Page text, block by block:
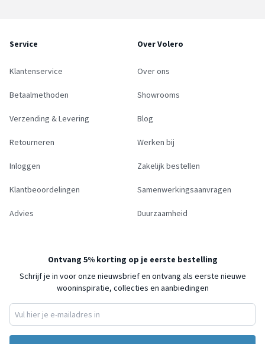
Service
Klantenservice
Betaalmethoden
Verzending & Levering
Retourneren
Inloggen
Klantbeoordelingen
Advies
Over Volero
Over ons
Showrooms
Blog
Werken bij
Zakelijk bestellen
Samenwerkingsaanvragen
Duurzaamheid
Ontvang 5% korting op je eerste bestelling
Schrijf je in voor onze nieuwsbrief en ontvang als eerste nieuwe
wooninspiratie, collecties en aanbiedingen